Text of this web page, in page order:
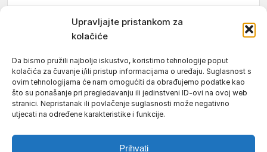
Upravljajte pristankom za
kolačiće
Da bismo pružili najbolje iskustvo, koristimo tehnologije poput
kolačića za čuvanje i/ili pristup informacijama o uređaju. Suglasnost s
ovim tehnologijama će nam omogućiti da obrađujemo podatke kao
što su ponašanje pri pregledavanju ili jedinstveni ID-ovi na ovoj web
stranici. Nepristanak ili povlačenje suglasnosti može negativno
utjecati na određene karakteristike i funkcije.
Prihvati
Konobar / konobarica
Tokar / tokarica
Jakšić
Njegovatelj / njegovateljica starijih i nemoćnih osoba
Resnik